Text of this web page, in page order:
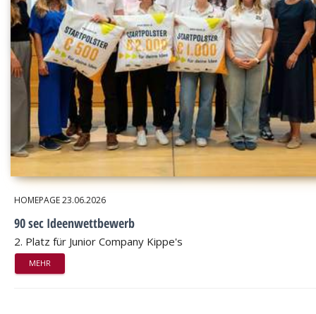
HOMEPAGE23.06.2026
90 sec Ideenwettbewerb
2. Platz für Junior Company Kippe's
MEHR